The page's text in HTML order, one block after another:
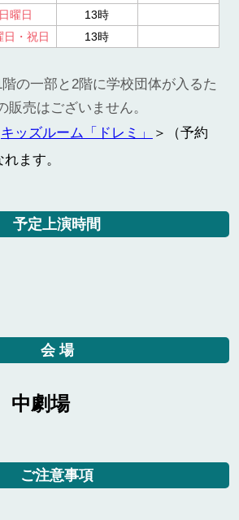
日曜日
13時
日・祝日 13時
の一部と2階に学校団体が入るた
販売はございません。
キッズルーム「ドレミ」
＞（予約
ます。
予定上演時間
会 場
中劇場
ご注意事項